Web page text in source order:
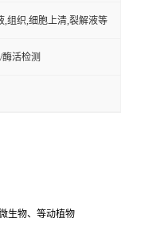
,组织,细胞上清,裂解液等
活检测
生物、等动植物